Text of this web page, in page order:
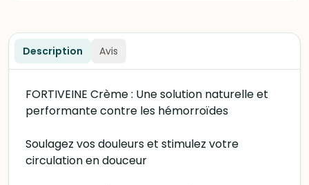
Description Avis
FORTIVEINE Crème : Une solution naturelle et
performante contre les hémorroïdes
Soulagez vos douleurs et stimulez votre
circulation en douceur